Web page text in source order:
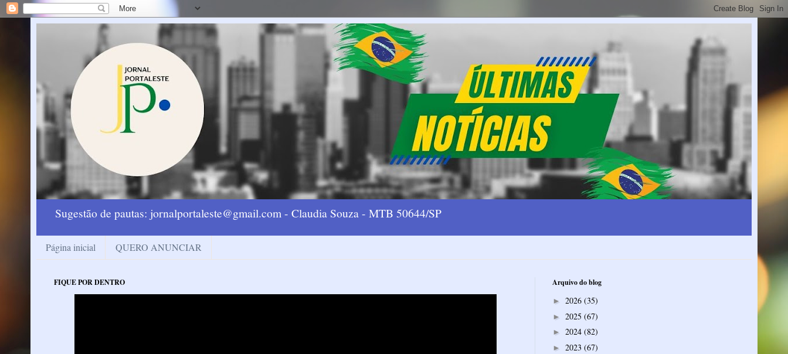
Sugestão de pautas: jornalportaleste@gmail.com - Claudia Souza - MTB 50644/SP
Página inicial QUERO ANUNCIAR
FIQUE POR DENTRO Arquivo do blog
► 2026 (35)
► 2025 (67)
► 2024 (82)
► 2023 (67)